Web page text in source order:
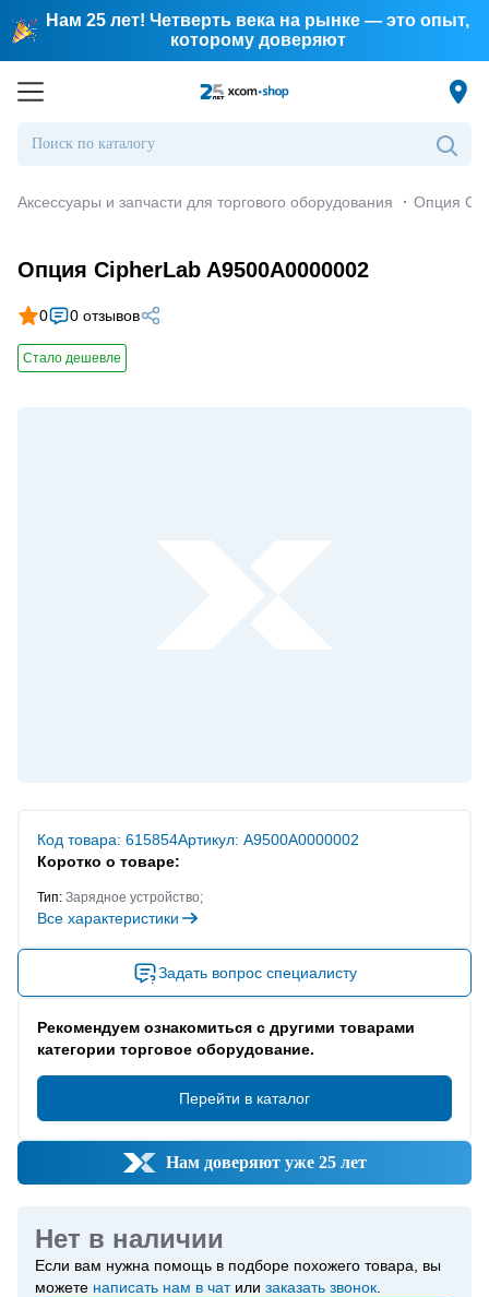
Нам 25 лет! Четверть века на рынке — это опыт,
которому доверяют
Аксессуары и запчасти для торгового оборудования · Опция
Опция CipherLab A9500A0000002
0 0 отзывов
Стало дешевле
Код товара: 615854Артикул: A9500A0000002
Коротко о товаре:
Тип: Зарядное устройство;
Все характеристики
Задать вопрос специалисту
Рекомендуем ознакомиться с другими товарами
категории торговое оборудование.
Перейти в каталог
Нам доверяют уже 25 лет
Нет в наличии
Если вам нужна помощь в подборе похожего товара, вы
можете написать нам в чатили заказать звонок